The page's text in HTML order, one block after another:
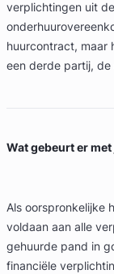
verplichtingen uit
huurcontract, maar
een derde partij, de
Wat gebeurt er
Als oorspronkelijke
voldaan aan alle
gehuurde pand in
financiële